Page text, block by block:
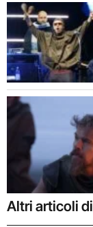
Altri articoli